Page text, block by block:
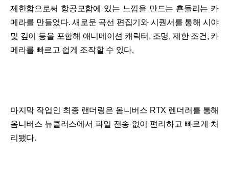
제한함으로써 항공모함에 있는 느낌을 만드는 흔들리는 카
메라를 만들었다. 새로운 곡선 편집기와 시퀀서를 통해 시야
및 깊이 등을 포함해 애니메이션 캐릭터, 조명, 제한 조건, 카
메라를 빠르고 쉽게 조작할 수 있다.
마지막 작업인 최종 랜더링은 옴니버스 RTX 렌더러를 통해
옴니버스 뉴클러스에서 파일 전송 없이 편리하고 빠르게 처
리됐다.